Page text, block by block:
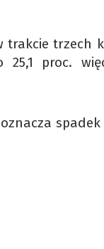
trakcie trzech
25,1 proc.
spadek